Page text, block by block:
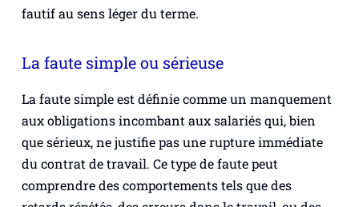
fautif au sens léger du terme.
La faute simple ou sérieuse
La faute simple est définie comme un manquement
aux obligations incombant aux salariés qui, bien
que sérieux, ne justifie pas une rupture immédiate
du contrat de travail. Ce type de faute peut
comprendre des comportements tels que des